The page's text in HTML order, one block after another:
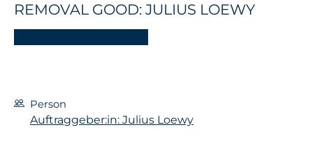
REMOVAL GOOD: JULIUS LOEWY
Person
Auftraggeber:in: Julius Loewy